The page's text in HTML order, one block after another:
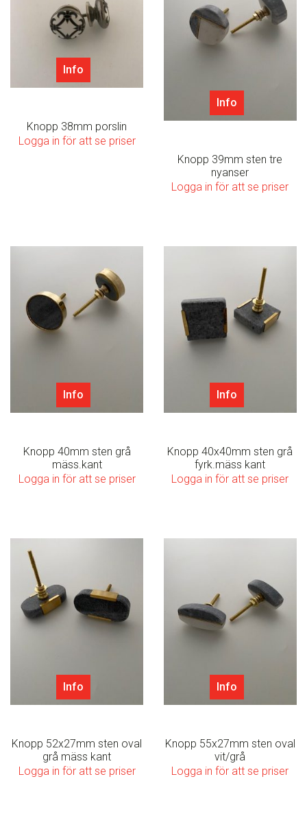
Info
Knopp 38mm porslin
Logga in för att se priser
Info
Knopp 39mm sten tre
nyanser
Logga in för att se priser
Info
Knopp 40mm sten grå
mäss.kant
Logga in för att se priser
Info
Knopp 40x40mm sten grå
fyrk.mäss kant
Logga in för att se priser
Info
Knopp 52x27mm sten oval
grå mäss kant
Logga in för att se priser
Info
Knopp 55x27mm sten oval
vit/grå
Logga in för att se priser